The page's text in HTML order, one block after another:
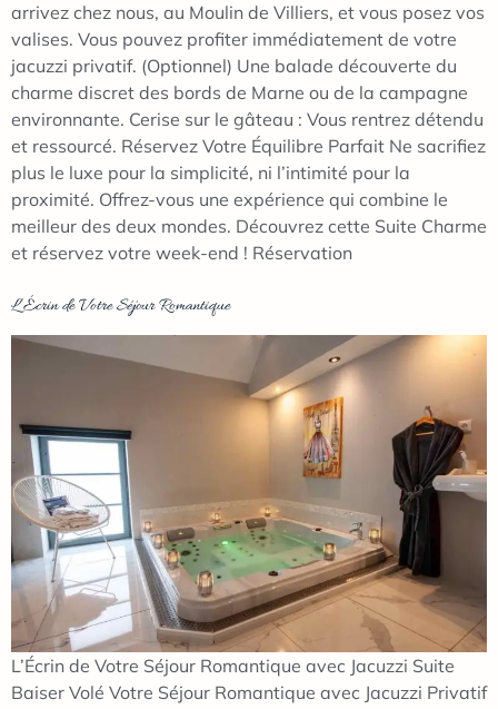
arrivez chez nous, au Moulin de Villiers, et vous posez vos
valises. Vous pouvez profiter immédiatement de votre
jacuzzi privatif. (Optionnel) Une balade découverte du
charme discret des bords de Marne ou de la campagne
environnante. Cerise sur le gâteau : Vous rentrez détendu
et ressourcé. Réservez Votre Équilibre Parfait Ne sacrifiez
plus le luxe pour la simplicité, ni l’intimité pour la
proximité. Offrez-vous une expérience qui combine le
meilleur des deux mondes. Découvrez cette Suite Charme
et réservez votre week-end ! Réservation
L’Écrin de Votre Séjour Romantique
L’Écrin de Votre Séjour Romantique avec Jacuzzi Suite
Baiser Volé Votre Séjour Romantique avec Jacuzzi Privatif